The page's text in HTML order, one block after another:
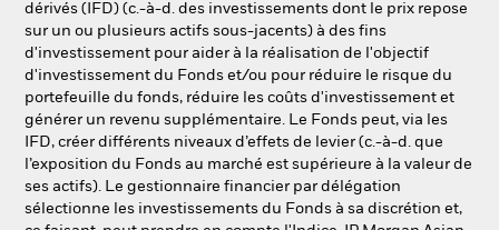
dérivés (IFD) (c.-à-d. des investissements dont le prix repose
sur un ou plusieurs actifs sous-jacents) à des fins
d'investissement pour aider à la réalisation de l'objectif
d'investissement du Fonds et/ou pour réduire le risque du
portefeuille du fonds, réduire les coûts d'investissement et
générer un revenu supplémentaire. Le Fonds peut, via les
IFD, créer différents niveaux d’effets de levier (c.-à-d. que
l’exposition du Fonds au marché est supérieure à la valeur de
ses actifs). Le gestionnaire financier par délégation
sélectionne les investissements du Fonds à sa discrétion et,